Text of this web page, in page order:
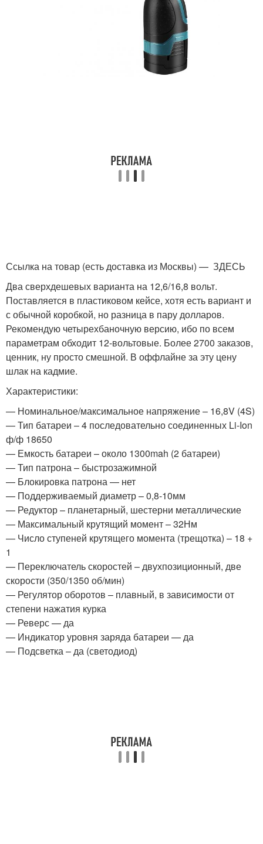
Ссылка на товар (есть доставка из Москвы) — ЗДЕСЬ
Два сверхдешевых варианта на 12,6/16,8 вольт.
Поставляется в пластиковом кейсе, хотя есть вариант и
с обычной коробкой, но разница в пару долларов.
Рекомендую четырехбаночную версию, ибо по всем
параметрам обходит 12-вольтовые. Более 2700 заказов,
ценник, ну просто смешной. В оффлайне за эту цену
шлак на кадмие.
Характеристики:
— Номинальное/максимальное напряжение – 16,8V (4S)
— Тип батареи – 4 последовательно соединенных Li-Ion
ф/ф 18650
— Емкость батареи – около 1300mah (2 батареи)
— Тип патрона – быстрозажимной
— Блокировка патрона — нет
— Поддерживаемый диаметр – 0,8-10мм
— Редуктор – планетарный, шестерни металлические
— Максимальный крутящий момент – 32Нм
— Число ступеней крутящего момента (трещотка) – 18 +
1
— Переключатель скоростей – двухпозиционный, две
скорости (350/1350 об/мин)
— Регулятор оборотов – плавный, в зависимости от
степени нажатия курка
— Реверс — да
— Индикатор уровня заряда батареи — да
— Подсветка – да (светодиод)